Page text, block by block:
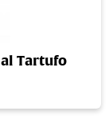
al Tartufo